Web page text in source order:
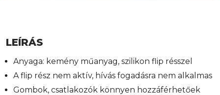
LEÍRÁS
Anyaga: kemény műanyag, szilikon flip résszel
A flip rész nem aktív, hívás fogadásra nem alkalmas
Gombok, csatlakozók könnyen hozzáférhetőek